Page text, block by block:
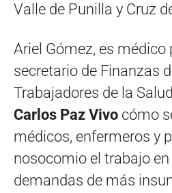
Valle de Punilla y Cruz
Ariel Gómez, es médico
secretario de Finanzas
Trabajadores de la
Carlos Paz Vivo cómo
médicos, enfermeros y
nosocomio el trabajo
demandas de más